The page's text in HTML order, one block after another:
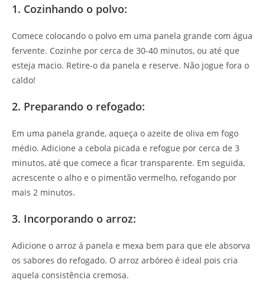
1. Cozinhando o polvo:
Comece colocando o polvo em uma panela grande com água
fervente. Cozinhe por cerca de 30-40 minutos, ou até que
esteja macio. Retire-o da panela e reserve. Não jogue fora o
caldo!
2. Preparando o refogado:
Em uma panela grande, aqueça o azeite de oliva em fogo
médio. Adicione a cebola picada e refogue por cerca de 3
minutos, até que comece a ficar transparente. Em seguida,
acrescente o alho e o pimentão vermelho, refogando por
mais 2 minutos.
3. Incorporando o arroz:
Adicione o arroz á panela e mexa bem para que ele absorva
os sabores do refogado. O arroz arbóreo é ideal pois cria
aquela consistência cremosa.